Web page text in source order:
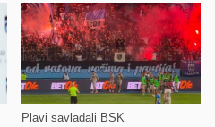
Plavi savladali BSK